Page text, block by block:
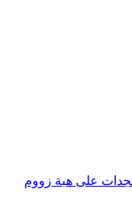
على هبة زووم